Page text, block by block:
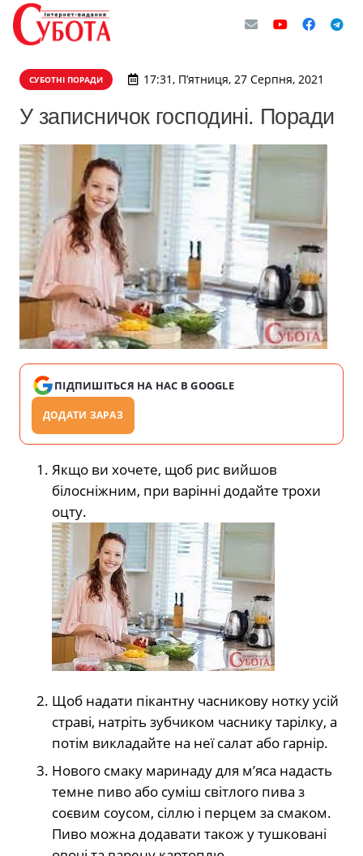
СУБОТНІ ПОРАДИ 17:31, П’ятниця, 27 Серпня, 2021
У записничок господині. Поради
ПІДПИШІТЬСЯ НА НАС В GOOGLE
ДОДАТИ ЗАРАЗ
Якщо ви хочете, щоб рис вийшов
білосніжним, при варінні додайте трохи
оцту.
Щоб надати пікантну часникову нотку усій
страві, натріть зубчиком часнику тарілку, а
потім викладайте на неї салат або гарнір.
Нового смаку маринаду для м’яса надасть
темне пиво або суміш світлого пива з
соєвим соусом, сіллю і перцем за смаком.
Пиво можна додавати також у тушковані